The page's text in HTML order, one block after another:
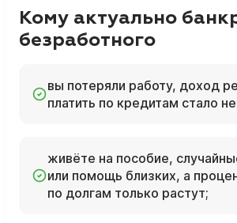
Кому актуально
безработного
вы потеряли работу, доход
платить по кредитам стало
живёте на пособие,
или помощь близких, а
по долгам только растут;